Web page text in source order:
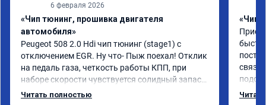
6 февраля 2026
«Чип тюнинг, прошивка двигателя
автомобиля»
Peugeot 508 2.0 Hdi чип тюнинг (stage1) с
отключением EGR. Ну что- Пыж поехал! Отклик
на педаль газа, четкость работы КПП, при
наборе скорости чувствуется солидный запас
мощности. Ребята постарались на совесть,
Читать полностью
«Чип